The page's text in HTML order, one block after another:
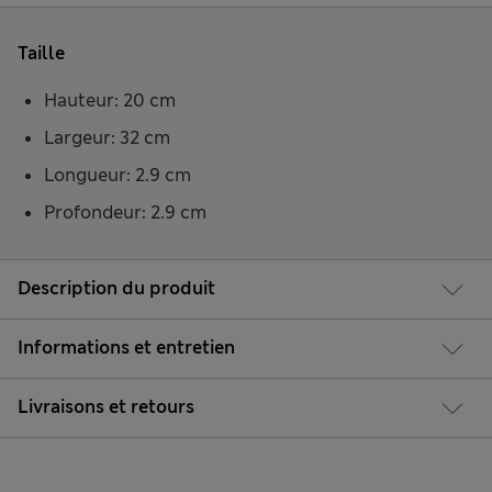
Description du produit
Informations et entretien
Livraisons et retours
Taille
Hauteur: 20 cm
Largeur: 32 cm
Longueur: 2.9 cm
Profondeur: 2.9 cm